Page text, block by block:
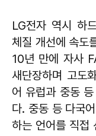
LG전자 역시 하
체질 개선에 속도
10년 만에 자사
새단장하며 고도
어 유럽과 중동
다. 중동 등 다국
하는 언어를 직접